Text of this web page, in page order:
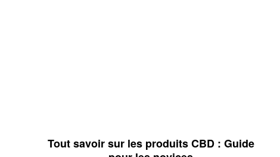
Tout savoir sur les produits CBD : Guide